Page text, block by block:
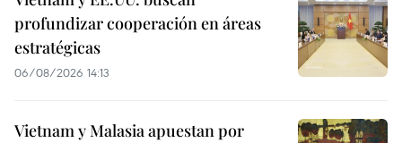
profundizar cooperación en áreas
estratégicas
06/08/2026 14:13
Vietnam y Malasia apuestan por